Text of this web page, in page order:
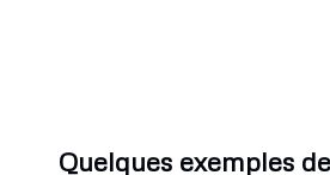
Quelques exemples